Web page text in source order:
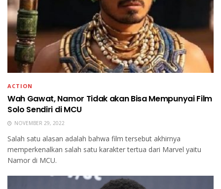
ACTION
Wah Gawat, Namor Tidak akan Bisa Mempunyai Film
Solo Sendiri di MCU
NOVEMBER 29, 2022
Salah satu alasan adalah bahwa film tersebut akhirnya
memperkenalkan salah satu karakter tertua dari Marvel yaitu
Namor di MCU.